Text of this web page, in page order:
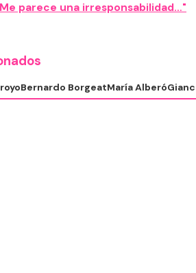
parece una irresponsabilidad…"
Bernardo BorgeatMaría Alberó